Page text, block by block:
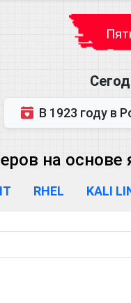
В 1923 году в Ростове-на-Дону
на основе
RHEL KALI